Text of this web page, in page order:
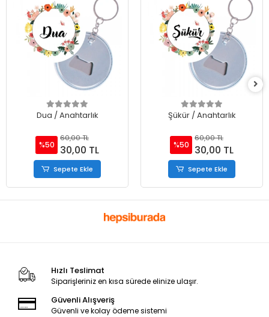
Dua / Anahtarlık
%50
60,00 TL
30,00 TL
Sepete Ekle
Şükür / Anahtarlık
%50
60,00 TL
30,00 TL
Sepete Ekle
Hızlı Teslimat
Siparişleriniz en kısa sürede elinize ulaşır.
Güvenli Alışveriş
Güvenli ve kolay ödeme sistemi